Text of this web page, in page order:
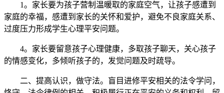
1。家长要为孩子营制温暖取的家庭空气，让孩子感遭到
家庭的幸福，感遭到家长的关怀和爱护，避免不良家庭关系、
过度压力形成学生心理平安问题。
4。家长要留意孩子心理健康，多取孩子聊天，关心孩子
的情感变化，多倾听孩子的，发觉问题及时疏导。
二、提高认识，做守法。盲目进修平安相关的法令学问，